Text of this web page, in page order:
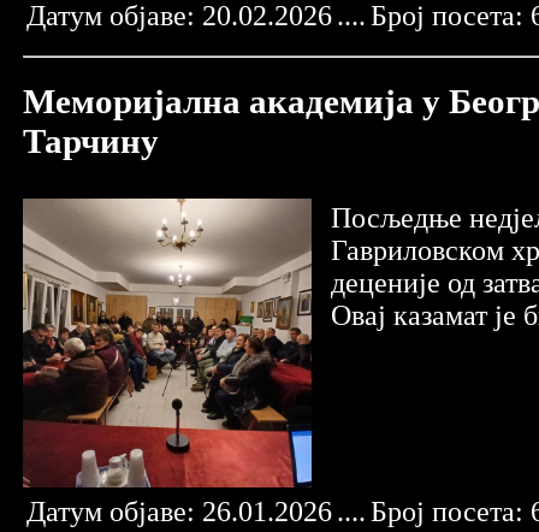
Датум објаве: 20.02.2026....Број посета:
Меморијална академија у
Тарчину
Посљедње
Гавриловском
деценије од
Овај казамат
Датум објаве: 26.01.2026....Број посета: